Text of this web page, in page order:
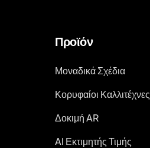
Προϊόν
Μοναδικά Σχέδια
Κορυφαίοι Καλλιτέχνες
Δοκιμή AR
AI Εκτιμητής Τιμής